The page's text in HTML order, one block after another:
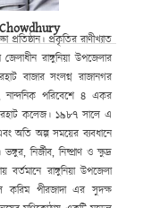
প্রতিষ্ঠান। প্রকৃতির রাণীখ্যাত
জেলাধীন রাঙ্গুনিয়া উপজেলার
বাজার সংলগ্ন রাজানগর
নান্দনিক পরিবেশে ৪ একর
কলেজ। ১৯৮৭ সালে এ
এবং অতি অল্প সময়ের ব্যবধানে
নির্জীব, নিষ্প্রাণ ও ক্ষুদ্র
রাঙ্গুনিয়া উপজেলা
করিম পীরজাদা এর সুদক্ষ